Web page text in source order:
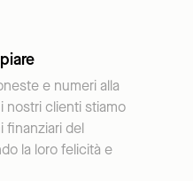
e numeri alla
nostri clienti stiamo
finanziari del
la loro felicità e